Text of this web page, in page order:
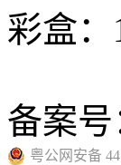
彩盒：
备案号
粤公网安备